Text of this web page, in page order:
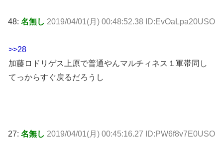
48: 名無し 2019/04/01(月) 00:48:52.38 ID:EvOaLpa20USO
>>28
加藤ロドリゲス上原で普通やんマルチィネス１軍帯同し
てっからすぐ戻るだろうし
27: 名無し 2019/04/01(月) 00:45:16.27 ID:PW6f8v7E0USO